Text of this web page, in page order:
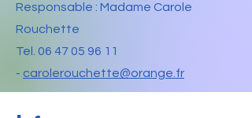
Responsable : Madame Carole
Rouchette
Tel. 06 47 05 96 11
- carolerouchette@orange.fr